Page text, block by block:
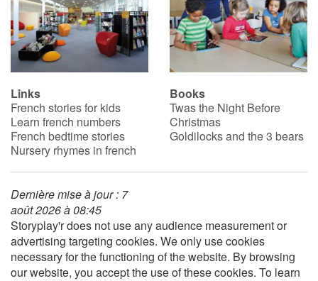
Links
French stories for kids
Learn french numbers
French bedtime stories
Nursery rhymes in french
Books
Twas the Night Before
Christmas
Goldilocks and the 3 bears
Dernière mise à jour : 7
août 2026 à 08:45
Storyplay'r does not use any audience measurement or
advertising targeting cookies. We only use cookies
necessary for the functioning of the website. By browsing
our website, you accept the use of these cookies. To learn